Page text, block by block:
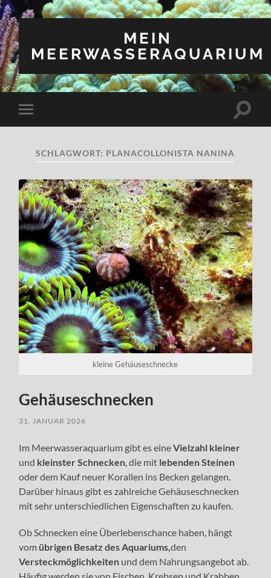
MEIN
MEERWASSERAQUARIUM
Mobile-
Menü
SCHLAGWORT: PLANACOLLONISTA NANINA
kleine Gehäuseschnecke
Gehäuseschnecken
31. JANUAR 2026
Im Meerwasseraquarium gibt es eineVielzahl kleiner
und kleinster Schnecken, die mit lebenden Steinen
oder dem Kauf neuer Korallen ins Becken gelangen.
Darüber hinaus gibt es zahlreiche Gehäuseschnecken
mit sehr unterschiedlichen Eigenschaften zu kaufen.
Ob Schnecken eine Überlebenschance haben, hängt
vom übrigen Besatz des Aquariums,den
Versteckmöglichkeiten und dem Nahrungsangebot ab.